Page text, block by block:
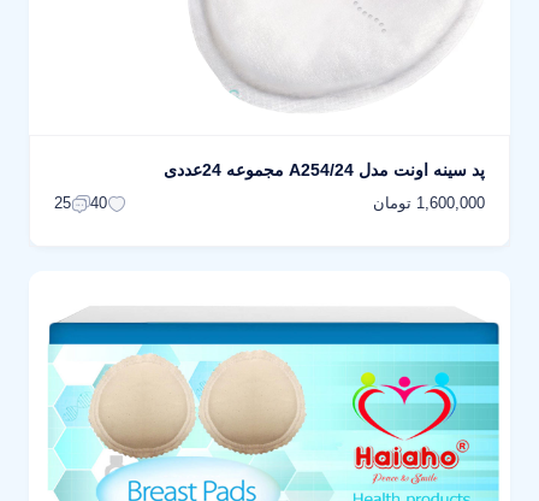
پد سینه اونت مدل A254/24 مجموعه 24عددی
1,600,000 تومان 40
25